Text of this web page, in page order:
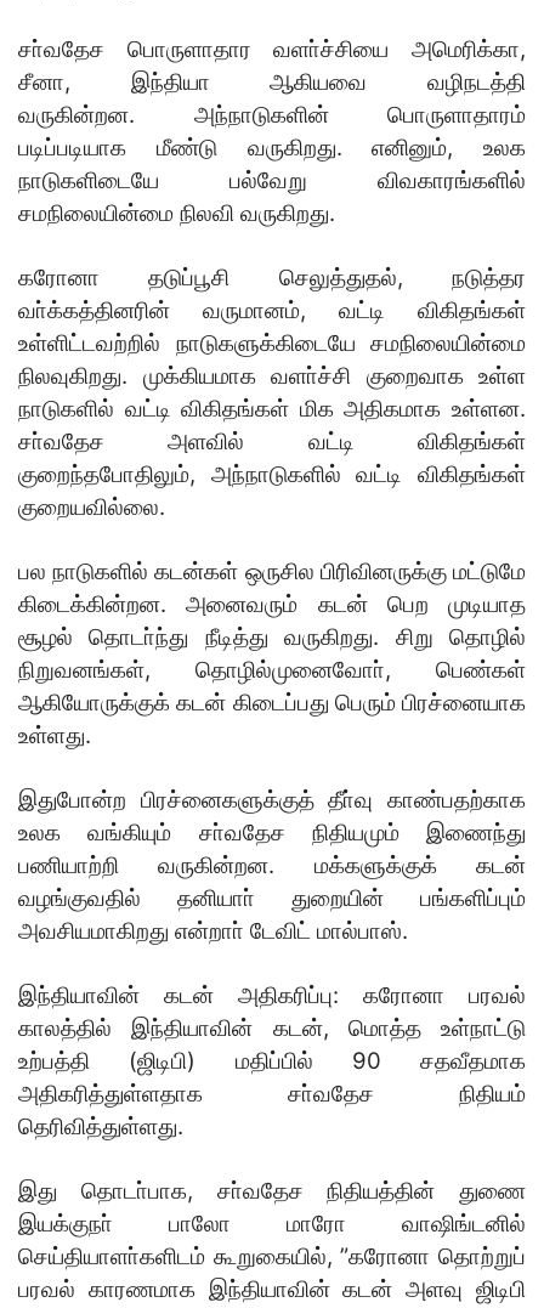
சா்வதேச பொருளாதார வளா்ச்சியை அமெரிக்கா,
சீனா, இந்தியா ஆகியவை வழிநடத்தி
வருகின்றன. அந்நாடுகளின் பொருளாதாரம்
படிப்படியாக மீண்டு வருகிறது. எனினும், உலக
நாடுகளிடையே பல்வேறு விவகாரங்களில்
சமநிலையின்மை நிலவி வருகிறது.
கரோனா தடுப்பூசி செலுத்துதல், நடுத்தர
வா்க்கத்தினரின் வருமானம், வட்டி விகிதங்கள்
உள்ளிட்டவற்றில் நாடுகளுக்கிடையே சமநிலையின்மை
நிலவுகிறது. முக்கியமாக வளா்ச்சி குறைவாக உள்ள
நாடுகளில் வட்டி விகிதங்கள் மிக அதிகமாக உள்ளன.
சா்வதேச அளவில் வட்டி விகிதங்கள்
குறைந்தபோதிலும், அந்நாடுகளில் வட்டி விகிதங்கள்
குறையவில்லை.
பல நாடுகளில் கடன்கள் ஒருசில பிரிவினருக்கு மட்டுமே
கிடைக்கின்றன. அனைவரும் கடன் பெற முடியாத
சூழல் தொடா்ந்து நீடித்து வருகிறது. சிறு தொழில்
நிறுவனங்கள், தொழில்முனைவோா், பெண்கள்
ஆகியோருக்குக் கடன் கிடைப்பது பெரும் பிரச்னையாக
உள்ளது.
இதுபோன்ற பிரச்னைகளுக்குத் தீா்வு காண்பதற்காக
உலக வங்கியும் சா்வதேச நிதியமும் இணைந்து
பணியாற்றி வருகின்றன. மக்களுக்குக் கடன்
வழங்குவதில் தனியாா் துறையின் பங்களிப்பும்
அவசியமாகிறது என்றாா் டேவிட் மால்பாஸ்.
இந்தியாவின் கடன் அதிகரிப்பு: கரோனா பரவல்
காலத்தில் இந்தியாவின் கடன், மொத்த உள்நாட்டு
உற்பத்தி (ஜிடிபி) மதிப்பில் 90 சதவீதமாக
அதிகரித்துள்ளதாக சா்வதேச நிதியம்
தெரிவித்துள்ளது.
இது தொடா்பாக, சா்வதேச நிதியத்தின் துணை
இயக்குநா் பாலோ மாரோ வாஷிங்டனில்
செய்தியாளா்களிடம் கூறுகையில், ”கரோனா தொற்றுப்
பரவல் காரணமாக இந்தியாவின் கடன் அளவு ஜிடிபி